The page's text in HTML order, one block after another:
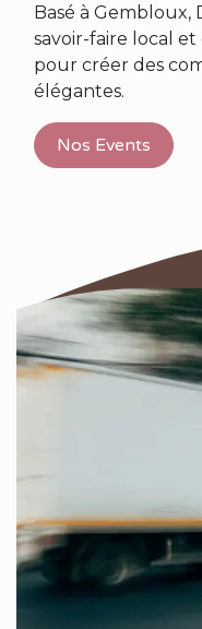
Basé à Gembloux,
savoir-faire local
pour créer des
élégantes.
Nos Events